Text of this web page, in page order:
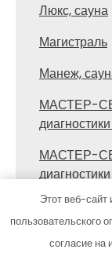
Люкс, сауна
Магистраль
Манеж,
МАСТЕР-
МАСТЕР-
Медведь
Этот веб-
пользовательского
согласие